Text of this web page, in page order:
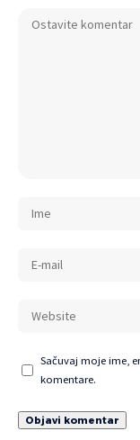
Sačuvaj moje ime,
komentare.